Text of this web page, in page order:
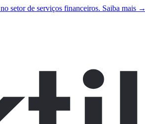
setor de serviços financeiros. Saiba mais →